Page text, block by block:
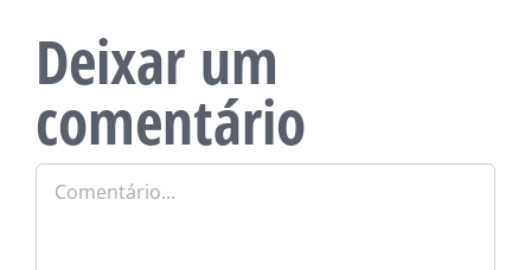
Deixar um
comentário
Comentário